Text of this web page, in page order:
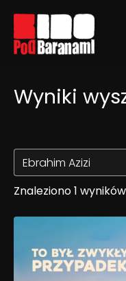
Linki
Wyniki
Znaleziono 1